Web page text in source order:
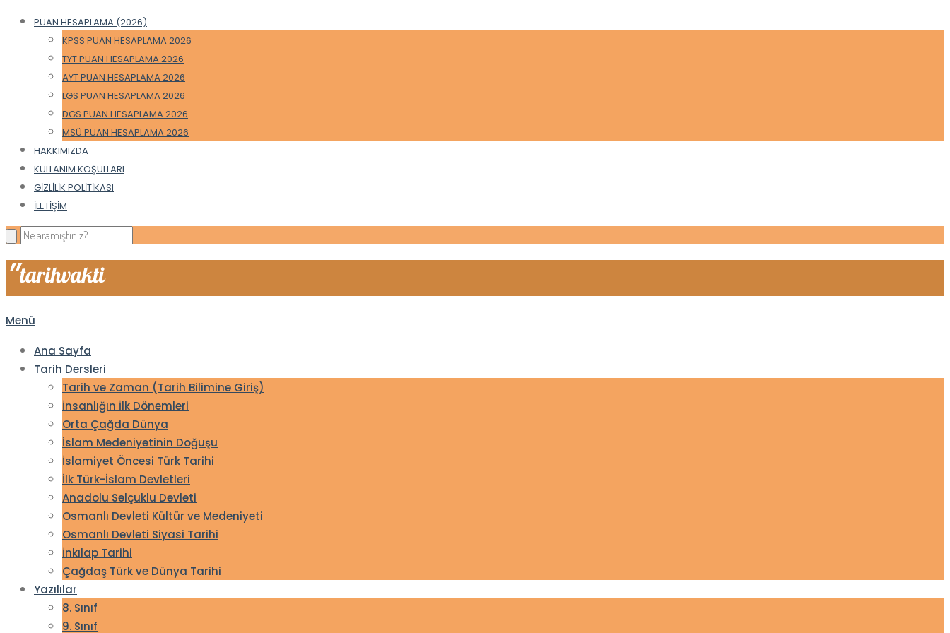
PUAN HESAPLAMA (2026)
KPSS PUAN HESAPLAMA 2026
TYT PUAN HESAPLAMA 2026
AYT PUAN HESAPLAMA 2026
LGS PUAN HESAPLAMA 2026
DGS PUAN HESAPLAMA 2026
MSÜ PUAN HESAPLAMA 2026
HAKKIMIZDA
KULLANIM KOŞULLARI
GIZLILIK POLITIKASI
İLETIŞIM
Menü
Ana Sayfa
Tarih Dersleri
Tarih ve Zaman (Tarih Bilimine Giriş)
İnsanlığın İlk Dönemleri
Orta Çağda Dünya
İslam Medeniyetinin Doğuşu
İslamiyet Öncesi Türk Tarihi
İlk Türk-İslam Devletleri
Anadolu Selçuklu Devleti
Osmanlı Devleti Kültür ve Medeniyeti
Osmanlı Devleti Siyasi Tarihi
İnkılap Tarihi
Çağdaş Türk ve Dünya Tarihi
Yazılılar
8. Sınıf
9. Sınıf